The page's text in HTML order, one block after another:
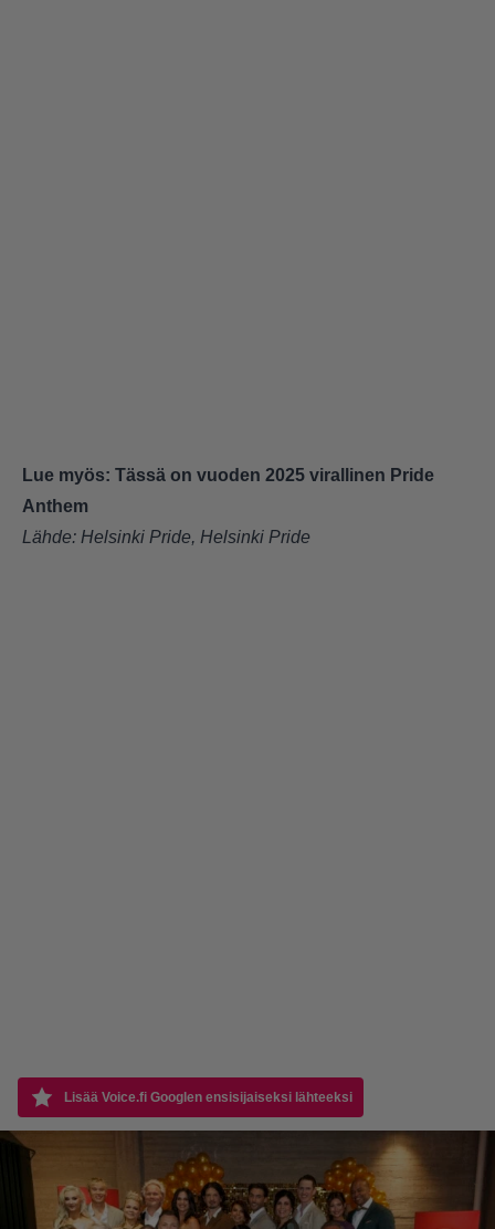
Lue myös: Tässä on vuoden 2025 virallinen Pride
Anthem
Lähde: Helsinki Pride, Helsinki Pride
Lisää Voice.fi Googlen ensisijaiseksi lähteeksi